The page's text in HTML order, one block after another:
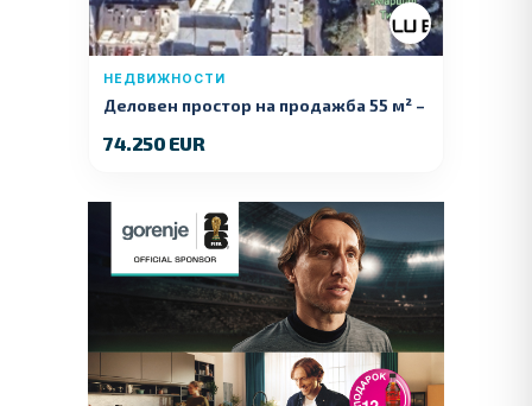
НЕДВИЖНОСТИ
Деловен простор на продажба 55 м² –
74.250 EUR